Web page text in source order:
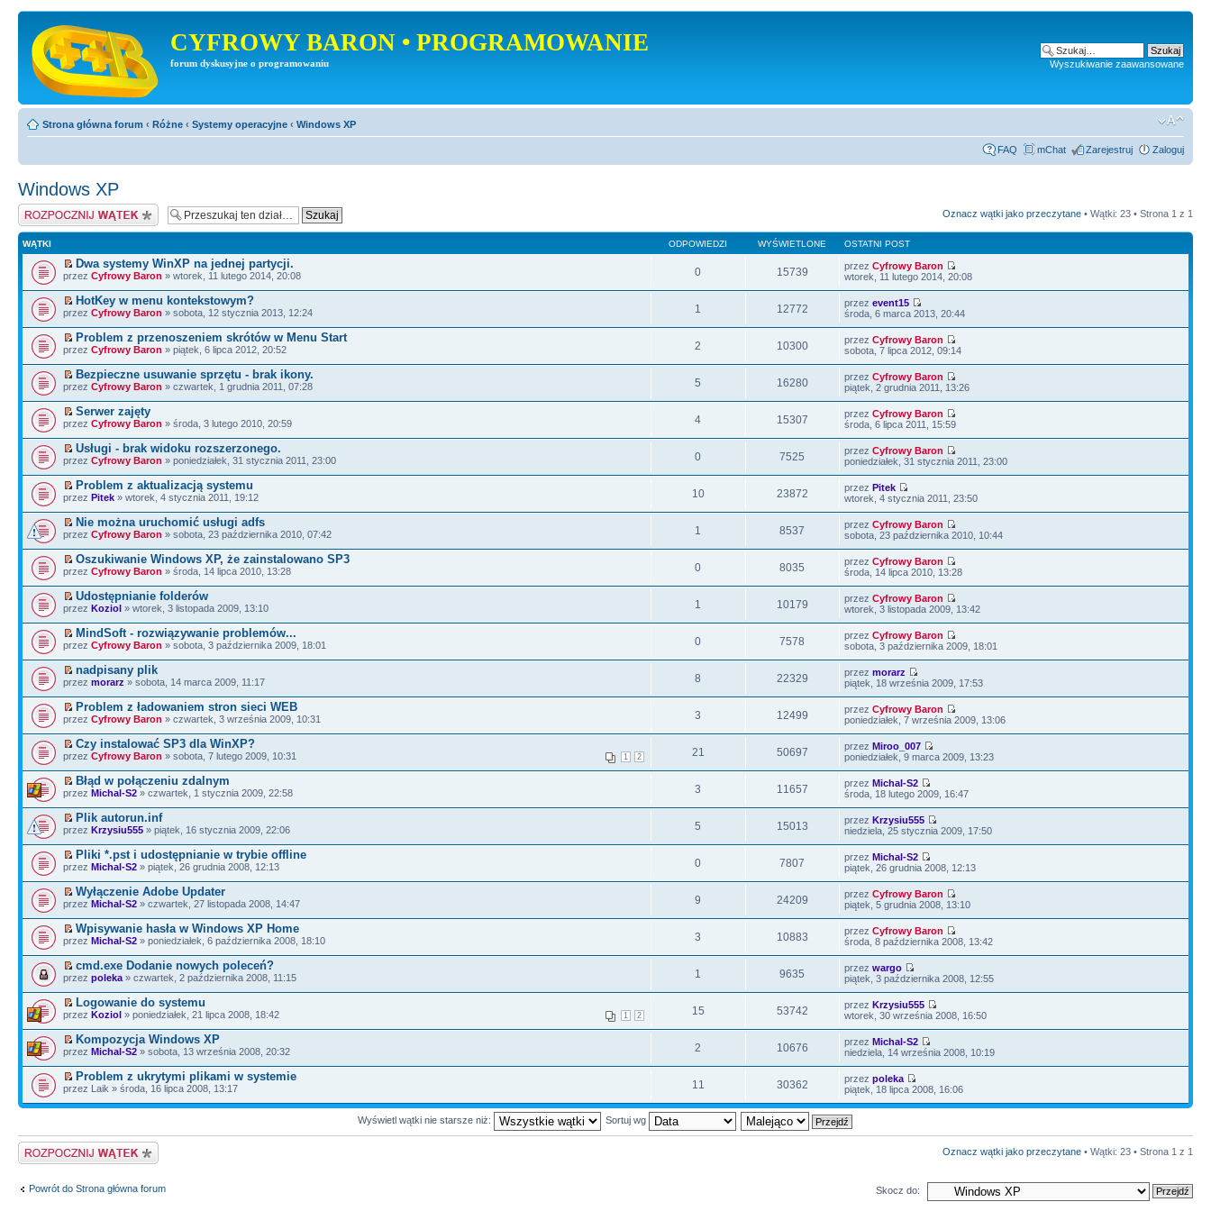
CYFROWY BARON • PROGRAMOWANIE
forum dyskusyjne o programowaniu Wyszukiwanie zaawansowane
Strona główna forum ‹ Różne ‹ Systemy operacyjne ‹ Windows XP
FAQ mChat Zarejestruj Zaloguj
Windows XP
Napisz wątek Oznacz wątki jako przeczytane • Wątki: 23 • Strona 1 z 1
WĄTKI ODPOWIEDZI WYŚWIETLONE OSTATNI POST
Dwa systemy WinXP na jednej partycji.
przez Cyfrowy Baron » wtorek, 11 lutego 2014, 20:08 0 15739 przezCyfrowy Baron
wtorek, 11 lutego 2014, 20:08
HotKey w menu kontekstowym?
przez Cyfrowy Baron » sobota, 12 stycznia 2013, 12:24 1 12772 przezevent15
środa, 6 marca 2013, 20:44
Problem z przenoszeniem skrótów w Menu Start
przez Cyfrowy Baron » piątek, 6 lipca 2012, 20:52 2 10300 przezCyfrowy Baron
sobota, 7 lipca 2012, 09:14
Bezpieczne usuwanie sprzętu - brak ikony.
przez Cyfrowy Baron » czwartek, 1 grudnia 2011, 07:28 5 16280 przezCyfrowy Baron
piątek, 2 grudnia 2011, 13:26
Serwer zajęty
przez Cyfrowy Baron » środa, 3 lutego 2010, 20:59 4 15307 przezCyfrowy Baron
środa, 6 lipca 2011, 15:59
Usługi - brak widoku rozszerzonego.
przez Cyfrowy Baron » poniedziałek, 31 stycznia 2011, 23:00 0 7525 przezCyfrowy Baron
poniedziałek, 31 stycznia 2011, 23:00
Problem z aktualizacją systemu
przez Pitek » wtorek, 4 stycznia 2011, 19:12 10 23872 przezPitek
wtorek, 4 stycznia 2011, 23:50
Nie można uruchomić usługi adfs
przez Cyfrowy Baron » sobota, 23 października 2010, 07:42 1 8537 przezCyfrowy Baron
sobota, 23 października 2010, 10:44
Oszukiwanie Windows XP, że zainstalowano SP3
przez Cyfrowy Baron » środa, 14 lipca 2010, 13:28 0 8035 przezCyfrowy Baron
środa, 14 lipca 2010, 13:28
Udostępnianie folderów
przez Koziol » wtorek, 3 listopada 2009, 13:10 1 10179 przezCyfrowy Baron
wtorek, 3 listopada 2009, 13:42
MindSoft - rozwiązywanie problemów...
przez Cyfrowy Baron » sobota, 3 października 2009, 18:01 0 7578 przezCyfrowy Baron
sobota, 3 października 2009, 18:01
nadpisany plik
przez morarz » sobota, 14 marca 2009, 11:17 8 22329 przezmorarz
piątek, 18 września 2009, 17:53
Problem z ładowaniem stron sieci WEB
przez Cyfrowy Baron » czwartek, 3 września 2009, 10:31 3 12499 przezCyfrowy Baron
poniedziałek, 7 września 2009, 13:06
Czy instalować SP3 dla WinXP?
1 2
przez Cyfrowy Baron » sobota, 7 lutego 2009, 10:31 21 50697 przezMiroo_007
poniedziałek, 9 marca 2009, 13:23
Błąd w połączeniu zdalnym
przez Michal-S2 » czwartek, 1 stycznia 2009, 22:58 3 11657 przezMichal-S2
środa, 18 lutego 2009, 16:47
Plik autorun.inf
przez Krzysiu555 » piątek, 16 stycznia 2009, 22:06 5 15013 przezKrzysiu555
niedziela, 25 stycznia 2009, 17:50
Pliki *.pst i udostępnianie w trybie offline
przez Michal-S2 » piątek, 26 grudnia 2008, 12:13 0 7807 przezMichal-S2
piątek, 26 grudnia 2008, 12:13
Wyłączenie Adobe Updater
przez Michal-S2 » czwartek, 27 listopada 2008, 14:47 9 24209 przezCyfrowy Baron
piątek, 5 grudnia 2008, 13:10
Wpisywanie hasła w Windows XP Home
przez Michal-S2 » poniedziałek, 6 października 2008, 18:10 3 10883 przezCyfrowy Baron
środa, 8 października 2008, 13:42
cmd.exe Dodanie nowych poleceń?
przez poleka » czwartek, 2 października 2008, 11:15 1 9635 przezwargo
piątek, 3 października 2008, 12:55
Logowanie do systemu
1 2
przez Koziol » poniedziałek, 21 lipca 2008, 18:42 15 53742 przezKrzysiu555
wtorek, 30 września 2008, 16:50
Kompozycja Windows XP
przez Michal-S2 » sobota, 13 września 2008, 20:32 2 10676 przezMichal-S2
niedziela, 14 września 2008, 10:19
Problem z ukrytymi plikami w systemie
przez Laik » środa, 16 lipca 2008, 13:17 11 30362 przezpoleka
piątek, 18 lipca 2008, 16:06
Wyświetl wątki nie starsze niż: Sortuj wg
Napisz wątek Oznacz wątki jako przeczytane • Wątki: 23 • Strona 1 z 1
Powrót do Strona główna forum Skocz do: